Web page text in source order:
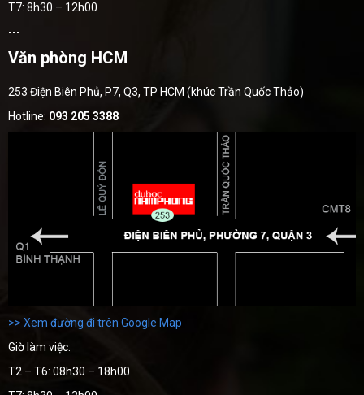
T7: 8h30 – 12h00
---
Văn phòng HCM
253 Điện Biên Phủ, P7, Q3, TP HCM (khúc Trần Quốc Thảo)
Hotline: 093 205 3388
>> Xem đường đi trên Google Map
Giờ làm việc:
T2 – T6: 08h30 – 18h00